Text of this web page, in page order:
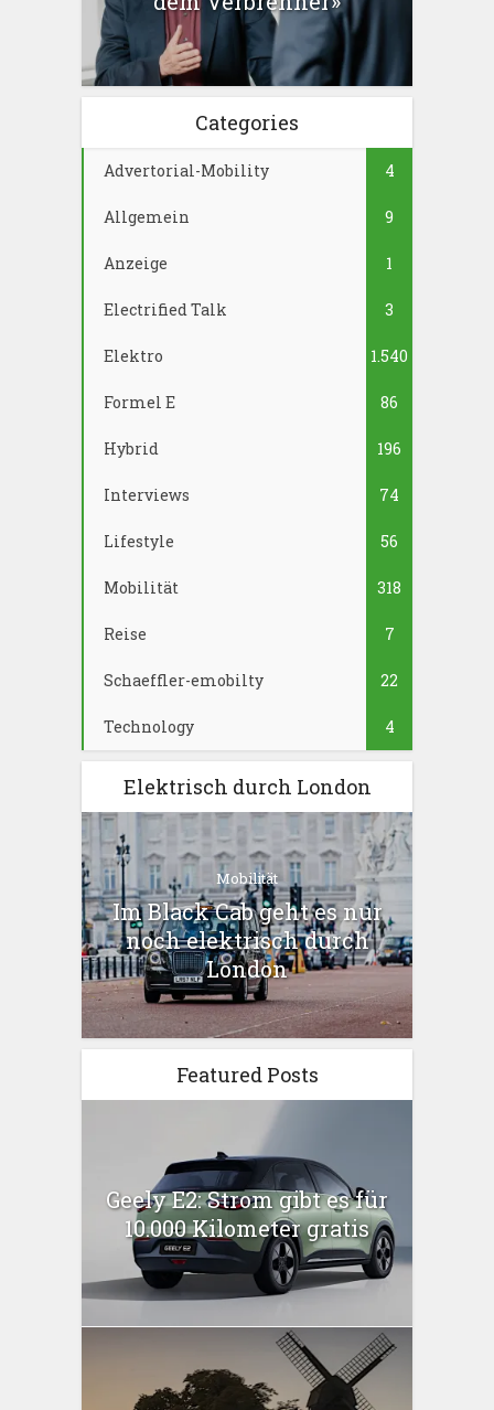
Categories
Advertorial-Mobility 4
Allgemein 9
Anzeige 1
Electrified Talk 3
Elektro 1.540
Formel E 86
Hybrid 196
Interviews 74
Lifestyle 56
Mobilität 318
Reise 7
Schaeffler-emobilty 22
Technology 4
Elektrisch durch London
Mobilität
Im Black Cab geht es nur
noch elektrisch durch
London
Featured Posts
Geely E2: Strom gibt es für
10.000 Kilometer gratis